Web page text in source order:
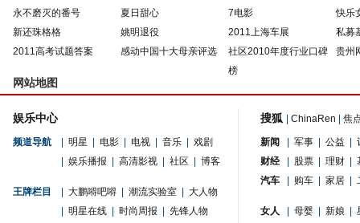
永不磨灭的番号 夏日甜心 7电影
快乐
新还珠格格
姚明退役 2011上海车展
私募
2011高考试题答案
感动中国十大母亲评选
社区2010年度行业口碑
榜
贵州
网站地图
娱乐中心
频道导航 明星 电影 电视 音乐
戏剧
娱乐播报 高清影视 社区 博客
王牌栏目 大鹏嘚吧嘚 潮流实验室
大人物
明星在线 时尚周报
先锋人物
搜狐 ChinaRen 焦
新闻 军事 公益
财经
股票 理财
汽车
购车 家居
女人 母婴 新娘